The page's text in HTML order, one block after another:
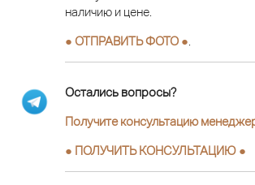
наличию и цене.
● ОТПРАВИТЬ ФОТО ●
Остались вопросы?
Получите консультацию
● ПОЛУЧИТЬ КОНСУЛЬТАЦИЮ ●